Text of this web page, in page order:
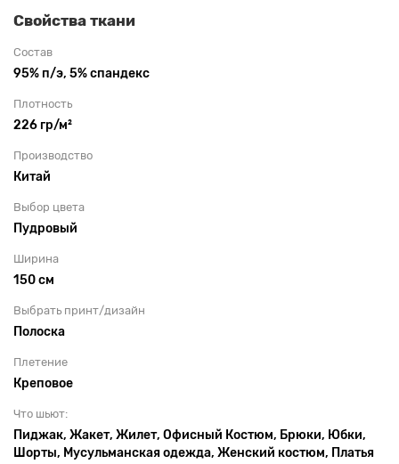
Свойства ткани
Состав
95% п/э, 5% спандекс
Плотность
226 гр/м²
Производство
Китай
Выбор цвета
Пудровый
Ширина
150 см
Выбрать принт/дизайн
Полоска
Плетение
Креповое
Что шьют:
Пиджак, Жакет, Жилет, Офисный Костюм, Брюки, Юбки,
Шорты, Мусульманская одежда, Женский костюм, Платья